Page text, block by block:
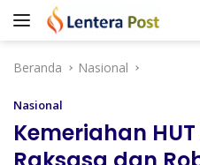
Langsung
Beranda
Nasional
Nasional
Kemeriahan